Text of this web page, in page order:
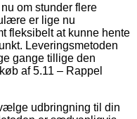
om stunder flere
er lige nu
fleksibelt at kunne hente
Leveringsmetoden
gange tillige den
af 5.11 – Rappel
udbringning til din